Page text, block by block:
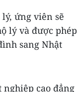
ứng viên sẽ
lý và được phép
sang Nhật
cao đẳng